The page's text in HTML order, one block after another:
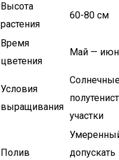
Высота
растения
60-80 см
Время
цветения
Май —
Условия
выращивания
участки
Полив
допускать